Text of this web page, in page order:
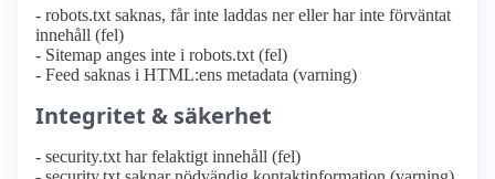
- robots.txt saknas, får inte laddas ner eller har inte förväntat
innehåll (fel)
- Sitemap anges inte i robots.txt (fel)
- Feed saknas i HTML:ens metadata (varning)
Integritet & säkerhet
- security.txt har felaktigt innehåll (fel)